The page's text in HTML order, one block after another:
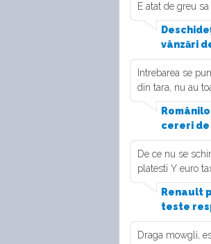
E atat de greu
vânzări
Intrebarea se
din tara, nu au
cereri
De ce nu se
platesti Y euro
Renault
teste
Draga mowgli,